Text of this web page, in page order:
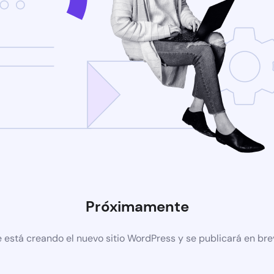
Próximamente
está creando el nuevo sitio WordPress y se publicará en